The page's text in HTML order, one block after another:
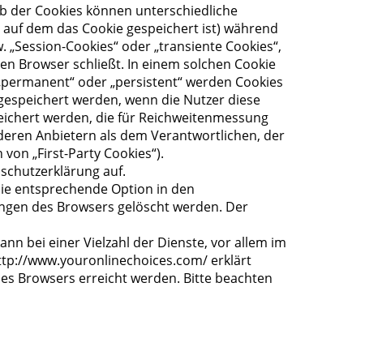
der Cookies können unterschiedliche
dem das Cookie gespeichert ist) während
Cookies“ oder „transiente Cookies“,
Browser schließt. In einem solchen Cookie
oder „persistent“ werden Cookies
werden, wenn die Nutzer diese
werden, die für Reichweitenmessung
Anbietern als dem Verantwortlichen, der
„First-Party Cookies“).
auf.
entsprechende Option in den
des Browsers gelöscht werden. Der
bei einer Vielzahl der Dienste, vor allem im
www.youronlinechoices.com/ erklärt
Browsers erreicht werden. Bitte beachten